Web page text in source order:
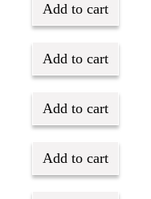
Add to cart
Add to cart
Add to cart
Add to cart